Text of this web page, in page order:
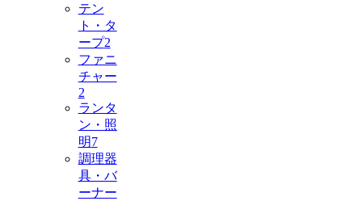
テン
ト・タ
ープ2
ファニ
チャー
2
ランタ
ン・照
明7
調理器
具・バ
ーナー